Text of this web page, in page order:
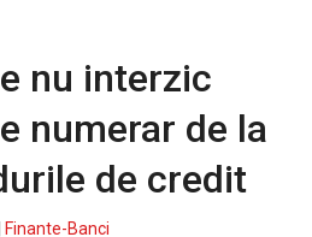
nu interzic
numerar de la
de credit
Finante-Banci